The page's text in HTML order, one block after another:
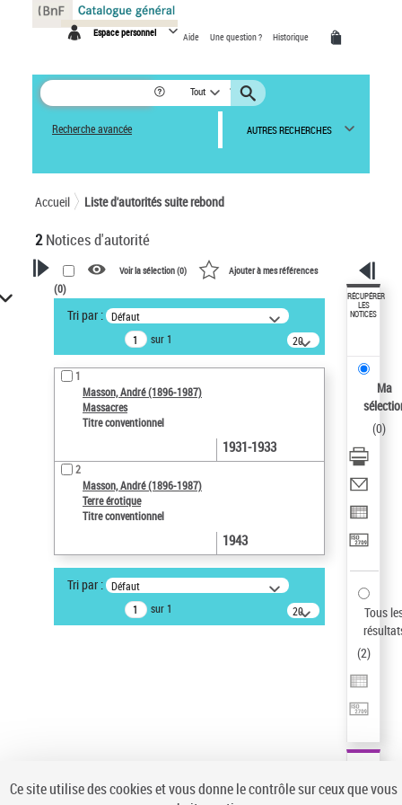
Espace personnel Aide Une question ? Historique
Tout
Recherche avancée AUTRES RECHERCHES
Accueil Liste d'autorités suite rebond
2Notices d'autorité
VOTRE RECHERCHE
Œuvres liées à l'auteur :
Masson, André (1896-1987)
Sauvegarder votre recherche
AFFINER
Type de notice d'autorité
Œuvre(2)
Titre conventionnel(2)
Statut de la notice d’autorité
Pays
Siècle (naissance, création)
Voir la sélection (0) Ajouter à mes références
(0)
Tri par : Défaut
sur 1
20
résultats/page
1
Masson, André (1896-1987)
Massacres
Titre conventionnel
1931-1933
2
Masson, André (1896-1987)
Terre érotique
Titre conventionnel
1943
Tri par : Défaut
sur 1
20
résultats/page
RÉCUPÉRER
LES
NOTICES
Ma
(0)
Tous
(2)
Panneau de gestion des cookies
Ce site utilise des cookies et vous donne le contrôle sur ceux que vous